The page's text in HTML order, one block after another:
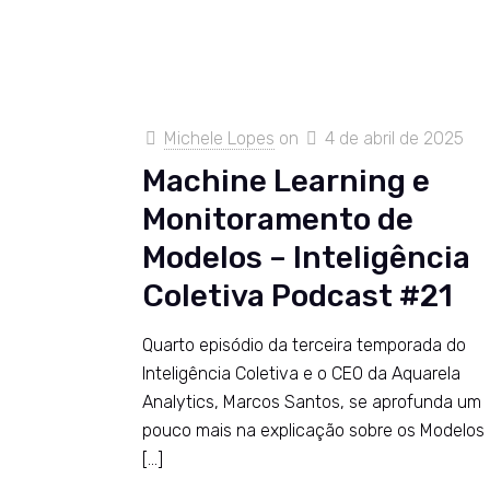
Michele Lopes on 4 de abril de 2025
Machine Learning e
Monitoramento de
Modelos – Inteligência
Coletiva Podcast #21
Quarto episódio da terceira temporada do
Inteligência Coletiva e o CEO da Aquarela
Analytics, Marcos Santos, se aprofunda um
pouco mais na explicação sobre os Modelos
[…]